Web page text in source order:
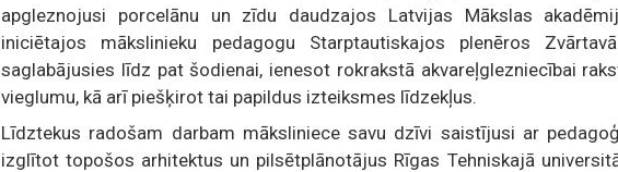
apgleznojusi porcelānu un zīdu daudzajos Latvijas Mākslas
iniciētajos mākslinieku pedagogu Starptautiskajos plenēros
saglabājusies līdz pat šodienai, ienesot rokrakstā akvareļglezniecībai
vieglumu, kā arī piešķirot tai papildus izteiksmes līdzekļus.
Līdztekus radošam darbam māksliniece savu dzīvi saistījusi ar
izglītot topošos arhitektus un pilsētplānotājus Rīgas Tehniskajā